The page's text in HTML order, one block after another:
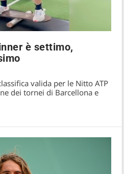
è settimo,
valida per le Nitto ATP
dei tornei di Barcellona e